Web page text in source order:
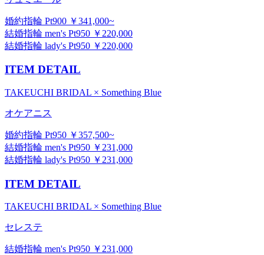
婚約指輪 Pt900 ￥341,000~
結婚指輪 men's Pt950 ￥220,000
結婚指輪 lady's Pt950 ￥220,000
ITEM DETAIL
TAKEUCHI BRIDAL × Something Blue
オケアニス
婚約指輪 Pt950 ￥357,500~
結婚指輪 men's Pt950 ￥231,000
結婚指輪 lady's Pt950 ￥231,000
ITEM DETAIL
TAKEUCHI BRIDAL × Something Blue
セレステ
結婚指輪 men's Pt950 ￥231,000